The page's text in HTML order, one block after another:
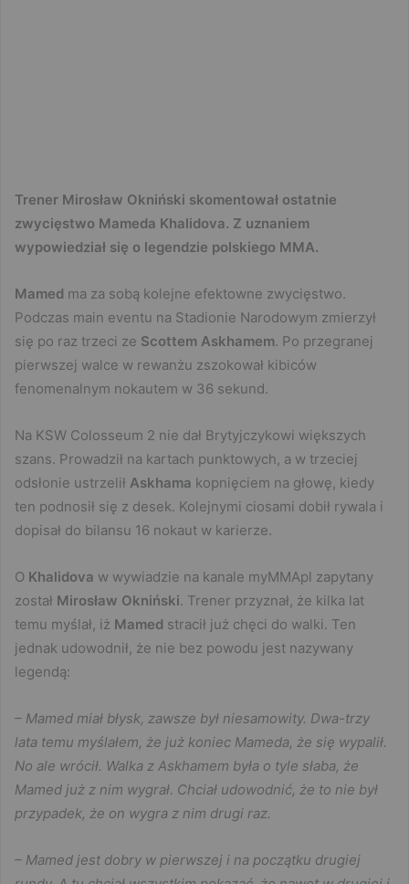
Trener Mirosław Okniński skomentował ostatnie
zwycięstwo Mameda Khalidova. Z uznaniem
wypowiedział się o legendzie polskiego MMA.
Mamed ma za sobą kolejne efektowne zwycięstwo.
Podczas main eventu na Stadionie Narodowym zmierzył
się po raz trzeci ze Scottem Askhamem. Po przegranej
pierwszej walce w rewanżu zszokował kibiców
fenomenalnym nokautem w 36 sekund.
Na KSW Colosseum 2 nie dał Brytyjczykowi większych
szans. Prowadził na kartach punktowych, a w trzeciej
odsłonie ustrzelił Askhama kopnięciem na głowę, kiedy
ten podnosił się z desek. Kolejnymi ciosami dobił rywala i
dopisał do bilansu 16 nokaut w karierze.
O Khalidova w wywiadzie na kanale myMMApl zapytany
został Mirosław Okniński. Trener przyznał, że kilka lat
temu myślał, iż Mamed stracił już chęci do walki. Ten
jednak udowodnił, że nie bez powodu jest nazywany
legendą:
– Mamed miał błysk, zawsze był niesamowity. Dwa-trzy
lata temu myślałem, że już koniec Mameda, że się wypalił.
No ale wrócił. Walka z Askhamem była o tyle słaba, że
Mamed już z nim wygrał. Chciał udowodnić, że to nie był
przypadek, że on wygra z nim drugi raz.
– Mamed jest dobry w pierwszej i na początku drugiej